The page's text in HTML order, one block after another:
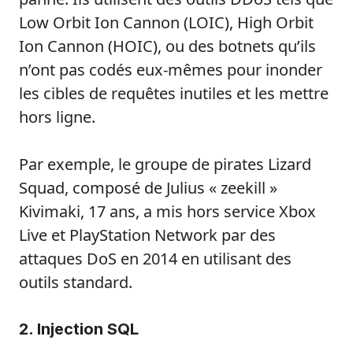
Low Orbit Ion Cannon (LOIC), High Orbit
Ion Cannon (HOIC), ou des botnets qu’ils
n’ont pas codés eux-mêmes pour inonder
les cibles de requêtes inutiles et les mettre
hors ligne.
Par exemple, le groupe de pirates Lizard
Squad, composé de Julius « zeekill »
Kivimaki, 17 ans, a mis hors service Xbox
Live et PlayStation Network par des
attaques DoS en 2014 en utilisant des
outils standard.
2. Injection SQL